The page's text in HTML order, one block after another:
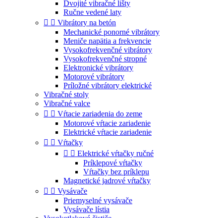
Dvojité vibračné lišty
Ručne vedené laty
  Vibrátory na betón
Mechanické ponorné vibrátory
Meniče napätia a frekvencie
Vysokofrekvenčné vibrátory
Vysokofrekvenčné stropné
Elektronické vibrátory
Motorové vibrátory
Príložné vibrátory elektrické
Vibračné stoly
Vibračné valce
  Vŕtacie zariadenia do zeme
Motorové vŕtacie zariadenie
Elektrické vŕtacie zariadenie
  Vŕtačky
  Elektrické vŕtačky ručné
Príklepové vŕtačky
Vŕtačky bez príklepu
Magnetické jadrové vŕtačky
  Vysávače
Priemyselné vysávače
Vysávače lístia